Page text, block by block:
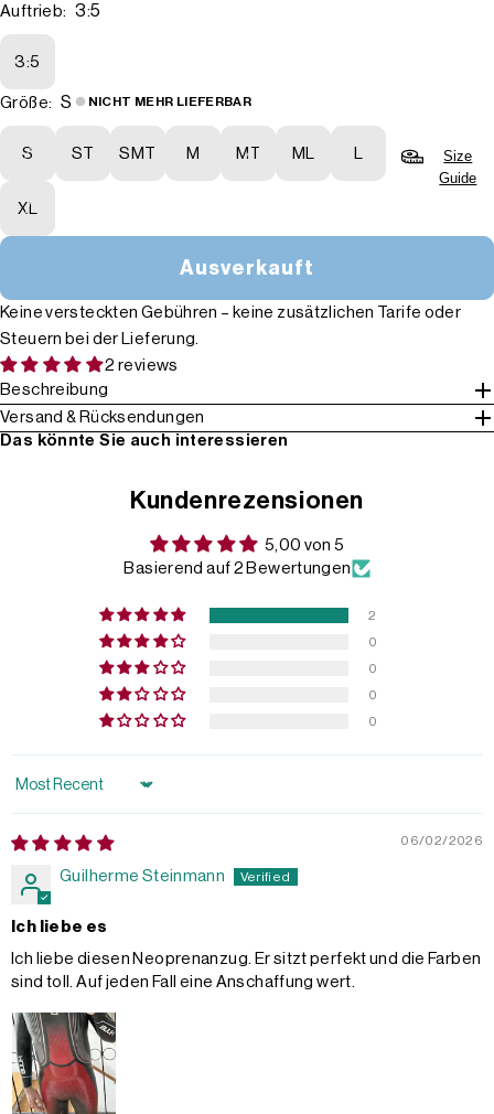
Auftrieb: 3:5
3:5
Größe: S NICHT MEHR LIEFERBAR
S ST SMT M MT ML
XL
Size
Guide
Ausverkauft
Keine versteckten Gebühren – keine zusätzlichen Tarife oder
Steuern bei der Lieferung.
2 reviews
Beschreibung
Versand & Rücksendungen
Das könnte Sie auch interessieren
Kundenrezensionen
5,00 von 5
Basierend auf 2 Bewertungen
2
0
0
0
0
Sort by
06/02/2026
Guilherme Steinmann
Ich liebe es
Ich liebe diesen Neoprenanzug. Er sitzt perfekt und die Farben
sind toll. Auf jeden Fall eine Anschaffung wert.